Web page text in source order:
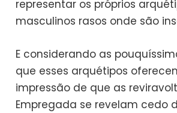
representar os próprios
masculinos rasos onde são
E considerando as
que esses arquétipos
impressão de que as
Empregada se revelam cedo